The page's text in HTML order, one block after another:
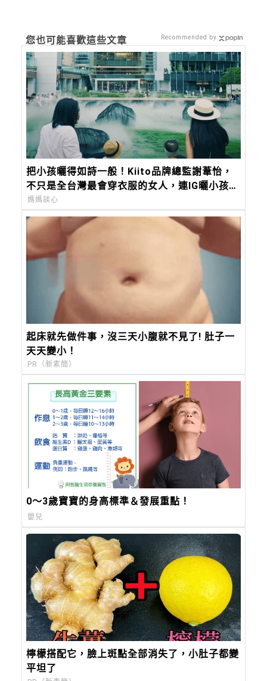
您也可能喜歡這些文章
把小孩曬得如詩一般！Kiito品牌總監謝葦怡，
不只是全台灣最會穿衣服的女人，連IG曬小孩都
美得超有靈氣
媽媽談心
起床就先做件事，沒三天小腹就不見了! 肚子一
天天變小！
PR（新素簡）
0～3歲寶寶的身高標準＆發展重點！
嬰兒
檸檬搭配它，臉上斑點全部消失了，小肚子都變
平坦了
Recommended by